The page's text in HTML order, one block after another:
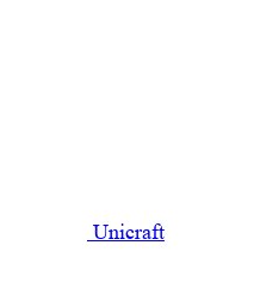
Unicraft